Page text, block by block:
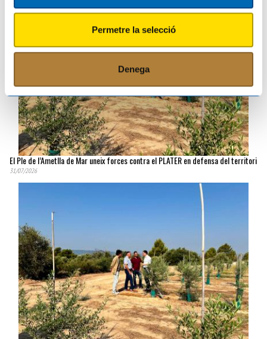
Permetre la selecció
Denega
El Ple de l’Ametlla de Mar uneix forces contra el PLATER en defensa del territori
31/07/2026